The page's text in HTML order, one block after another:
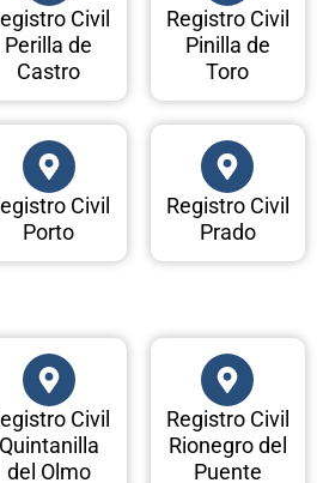
Civil
Perilla de
Castro
Registro Civil
Pinilla de
Toro
Civil
Porto
Registro Civil
Prado
Civil
Quintanilla
del Olmo
Registro Civil
Rionegro del
Puente